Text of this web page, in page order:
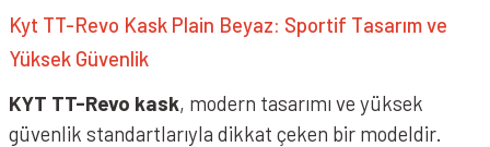
Kyt TT-Revo Kask Plain Beyaz: Sportif Tasarım ve
Yüksek Güvenlik
KYT TT-Revo kask, modern tasarımı ve yüksek
güvenlik standartlarıyla dikkat çeken bir modeldir.